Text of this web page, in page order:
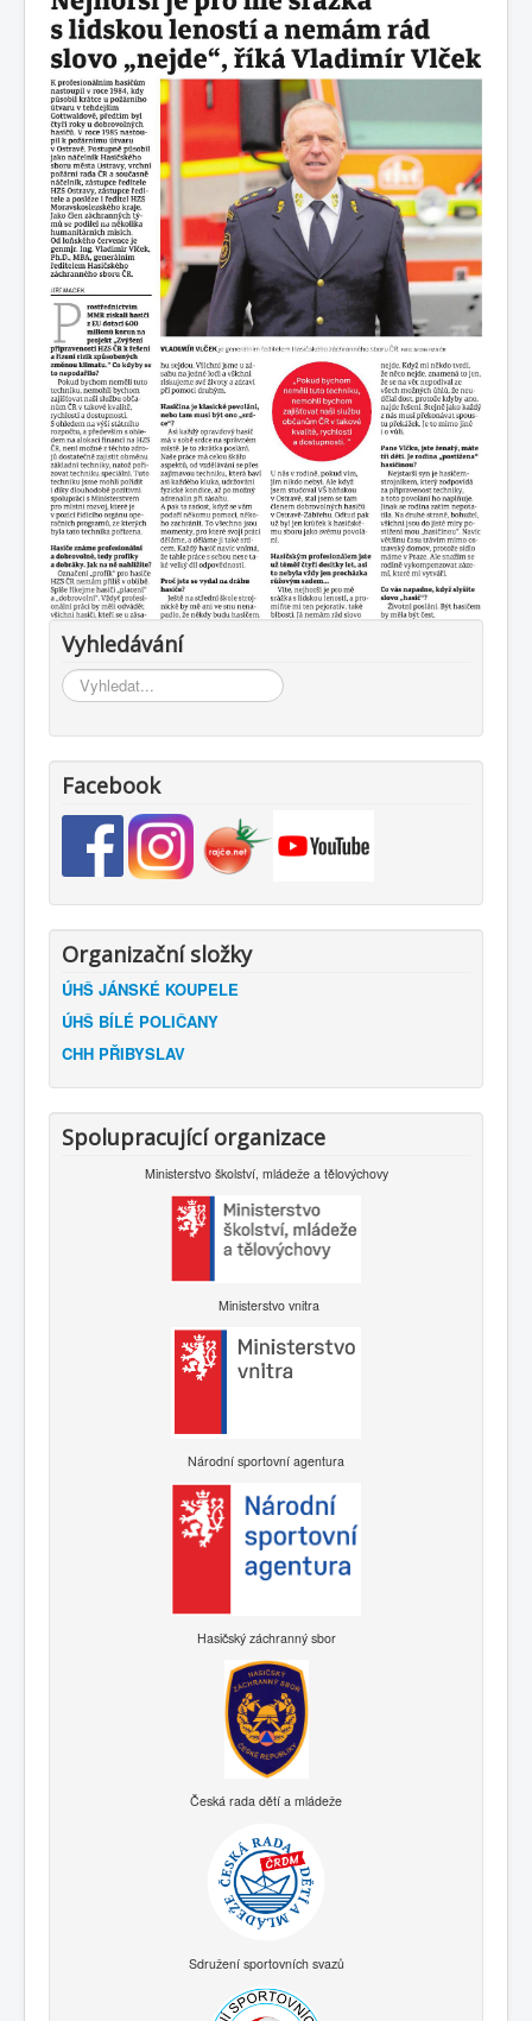
Vyhledávání
Vyhledávání...
Facebook
Organizační složky
ÚHŠ JÁNSKÉ KOUPELE
ÚHŠ BÍLÉ POLIČANY
CHH PŘIBYSLAV
Spolupracující organizace
Ministerstvo školství, mládeže a tělovýchovy
Ministerstvo vnitra
Národní sportovní agentura
Hasičský záchranný sbor
Česká rada dětí a mládeže
Sdružení sportovních svazů